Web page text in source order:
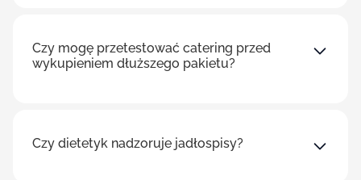
Czy mogę przetestować catering przed
wykupieniem dłuższego pakietu?
Czy dietetyk nadzoruje jadłospisy?